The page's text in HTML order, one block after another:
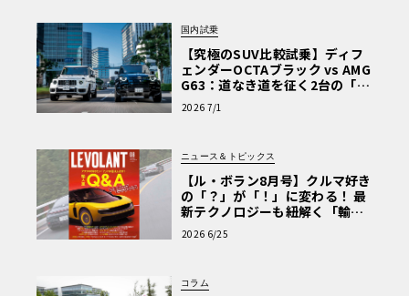
国内試乗
【究極のSUV比較試乗】ディフ
ェンダーOCTAブラック vs AMG
G63：道なき道を征く2台の「対
極的アプローチ」
2026 7/1
ニュース＆トピックス
【ル・ボラン8月号】クルマ好き
の「？」が「！」に変わる！ 最
新テクノロジーも紐解く「輸入
車Q&A」
2026 6/25
コラム